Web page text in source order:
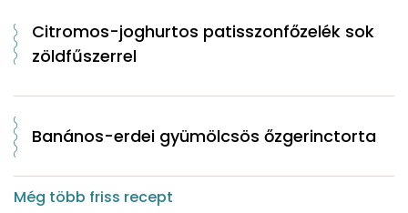
Citromos-joghurtos patisszonfőzelék sok
zöldfűszerrel
Banános-erdei gyümölcsös őzgerinctorta
Még több friss recept